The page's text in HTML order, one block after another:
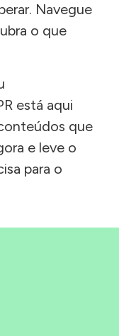
Navegue
o que
está aqui
que
e leve o
para o